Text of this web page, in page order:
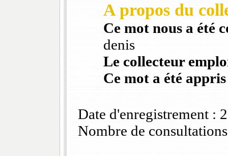
A propos du
Ce mot nous a été
denis
Le collecteur
Ce mot a été
Date d'enregistrement :
Nombre de